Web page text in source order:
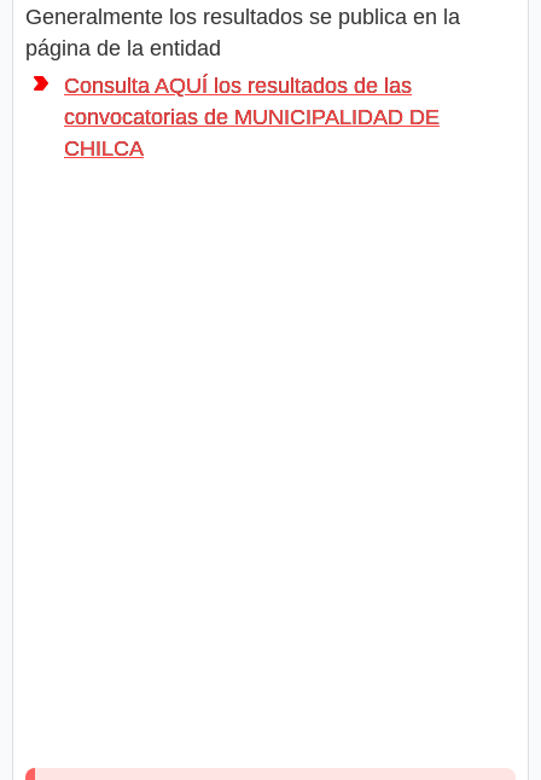
Generalmente los resultados se publica en la
página de la entidad
Consulta AQUÍ los resultados de las
convocatorias de MUNICIPALIDAD DE
CHILCA